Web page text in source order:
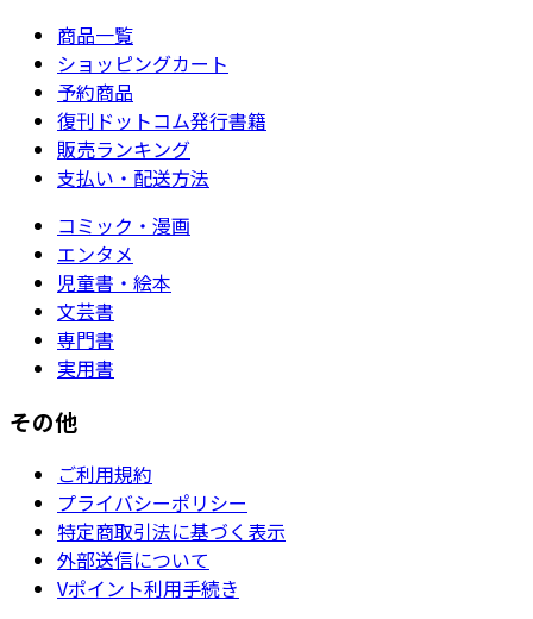
商品一覧
ショッピングカート
予約商品
復刊ドットコム発行書籍
販売ランキング
支払い・配送方法
コミック・漫画
エンタメ
児童書・絵本
文芸書
専門書
実用書
その他
ご利用規約
プライバシーポリシー
特定商取引法に基づく表示
外部送信について
Vポイント利用手続き